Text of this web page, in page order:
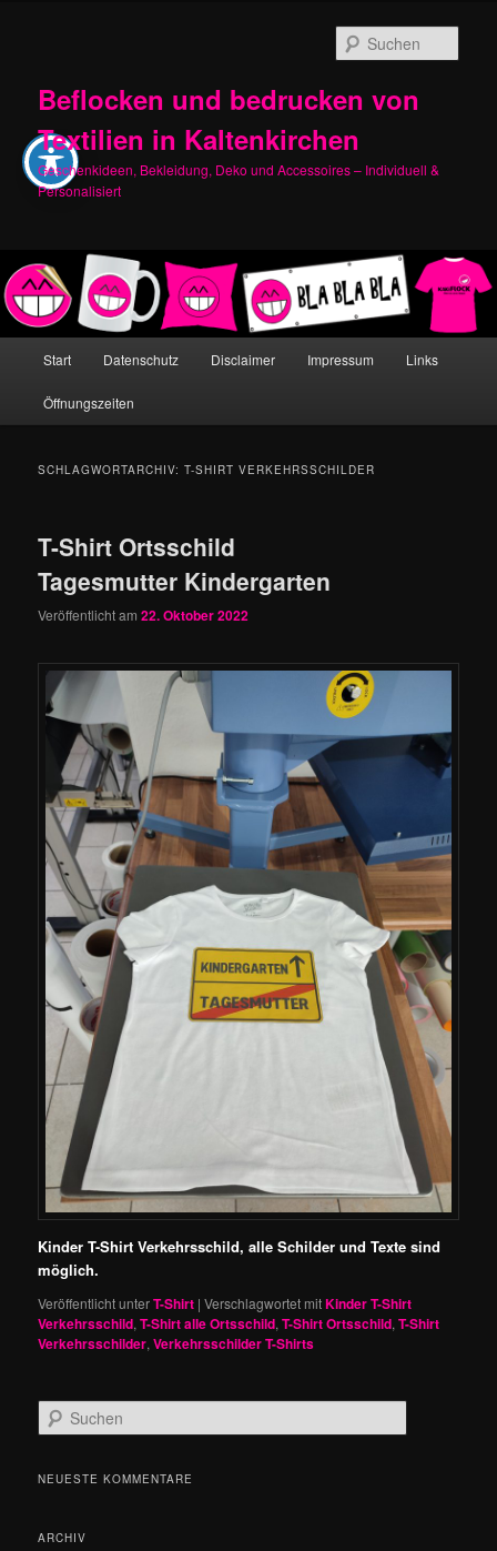
Beflocken und bedrucken von
Textilien in Kaltenkirchen
Geschenkideen, Bekleidung, Deko und Accessoires – Individuell &
Personalisiert
Start Datenschutz Disclaimer Impressum Links
Öffnungszeiten
SCHLAGWORTARCHIV:T-SHIRT VERKEHRSSCHILDER
T-Shirt Ortsschild
Tagesmutter Kindergarten
Veröffentlicht am22. Oktober 2022
Kinder T-Shirt Verkehrsschild, alle Schilder und Texte sind
möglich.
Veröffentlicht unterT-Shirt |Verschlagwortet mitKinder T-Shirt
Verkehrsschild,T-Shirt alle Ortsschild,T-Shirt Ortsschild,T-Shirt
Verkehrsschilder,Verkehrsschilder T-Shirts
u
h
NEUESTE KOMMENTARE
ARCHIV